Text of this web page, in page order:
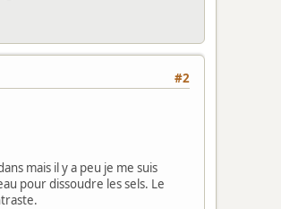
#2
mais il y a peu je me suis
pour dissoudre les sels. Le